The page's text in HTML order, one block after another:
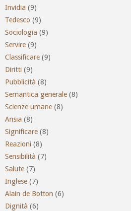
Invidia (9)
Tedesco (9)
Sociologia (9)
Servire (9)
Classificare (9)
Diritti (9)
Pubblicità (8)
Semantica generale (8)
Scienze umane (8)
Ansia (8)
Significare (8)
Reazioni (8)
Sensibilità (7)
Salute (7)
Inglese (7)
Alain de Botton (6)
Dignità (6)